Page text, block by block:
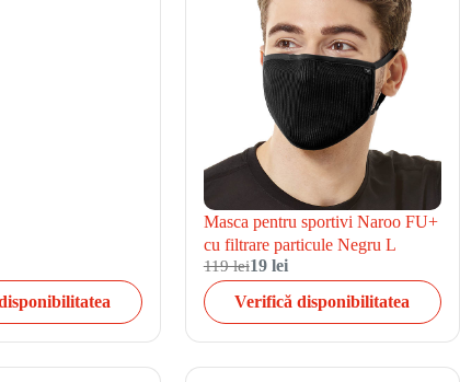
Masca pentru sportivi Naroo FU+
cu filtrare particule Negru L
119 lei19 lei
Verifică disponibilitatea